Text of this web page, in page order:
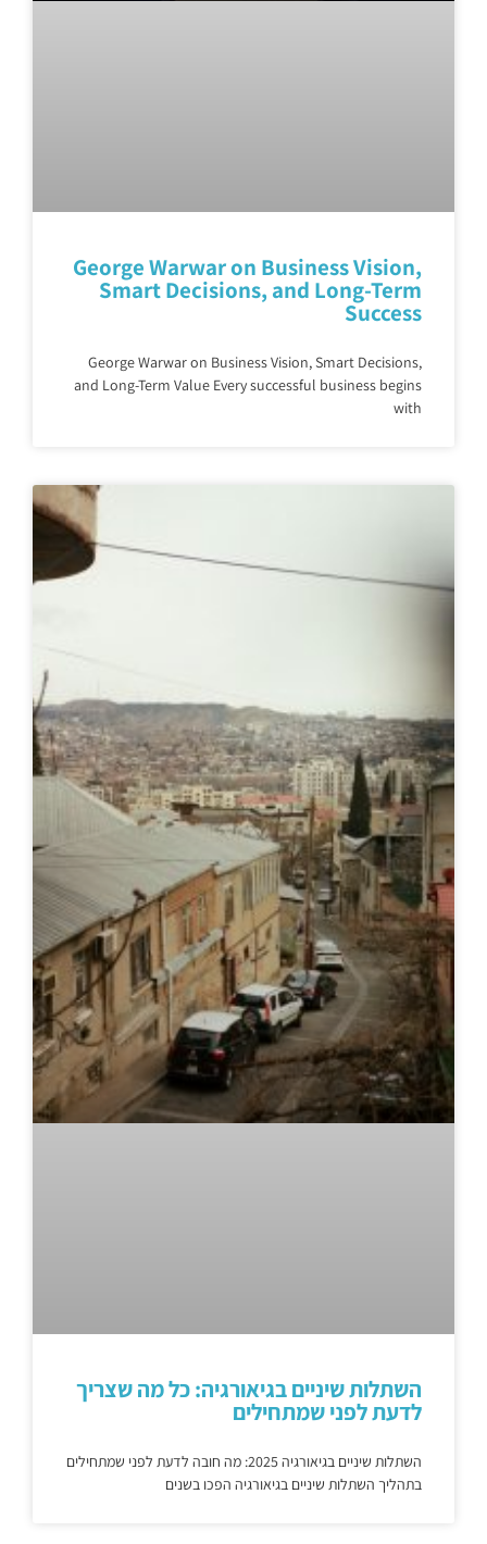
George Warwar on Business Vision,
Smart Decisions, and Long-Term
Success
George Warwar on Business Vision, Smart Decisions,
and Long-Term Value Every successful business begins
with
השתלות שיניים בגיאורגיה: כל מה שצריך
לדעת לפני שמתחילים
השתלות שיניים בגיאורגיה 2025: מה חובה לדעת לפני שמתחילים
בתהליך השתלות שיניים בגיאורגיה הפכו בשנים